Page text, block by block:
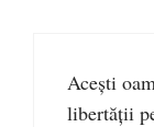
Acești
libertății